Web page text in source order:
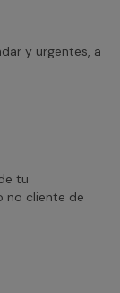
y urgentes, a
tu
no cliente de